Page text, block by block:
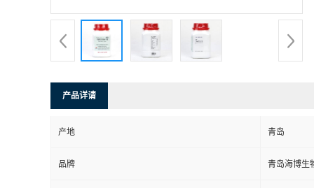
产品详请
产地 青岛
品牌 青岛海博生